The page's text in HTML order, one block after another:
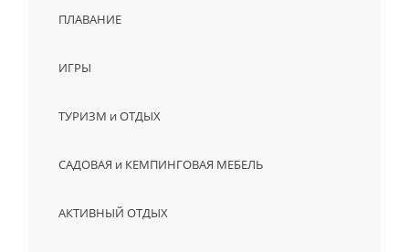
ПЛАВАНИЕ
ИГРЫ
ТУРИЗМ и ОТДЫХ
САДОВАЯ и КЕМПИНГОВАЯ МЕБЕЛЬ
АКТИВНЫЙ ОТДЫХ